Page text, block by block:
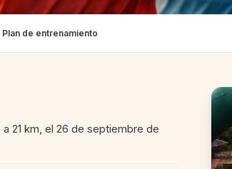
Plan de entrenamiento
21 km, el 26 de septiembre de